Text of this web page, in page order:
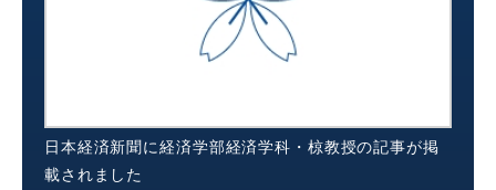
日本経済新聞に経済学部経済学科・椋教授の記事が掲
載されました